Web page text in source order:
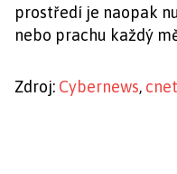
prostředí je naopak
nebo prachu každý
Zdroj: Cybernews, cnet